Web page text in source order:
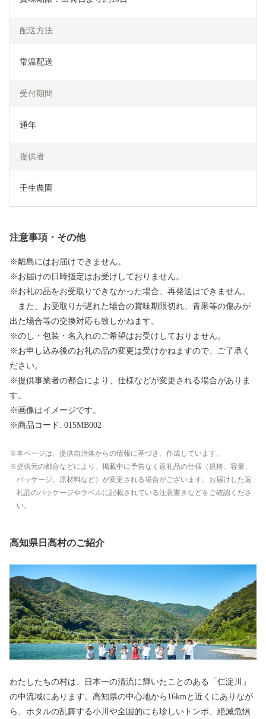
配送方法
常温配送
受付期間
通年
提供者
壬生農園
注意事項・その他
※離島にはお届けできません。
※お届けの日時指定はお受けしておりません。
※お礼の品をお受取りできなかった場合、再発送はできません。
また、お受取りが遅れた場合の賞味期限切れ、青果等の傷みが
出た場合等の交換対応も致しかねます。
※のし・包装・名入れのご希望はお受けしておりません。
※お申し込み後のお礼の品の変更は受けかねますので、ご了承く
ださい。
※提供事業者の都合により、仕様などが変更される場合がありま
す。
※画像はイメージです。
※商品コード: 015MB002
本ページは、提供自治体からの情報に基づき、作成しています。
提供元の都合などにより、掲載中に予告なく返礼品の仕様（規格、容量、
パッケージ、原材料など）が変更される場合がございます。お届けした返
礼品のパッケージやラベルに記載されている注意書きなどをご確認くださ
い。
高知県日高村のご紹介
わたしたちの村は、日本一の清流に輝いたことのある「仁淀川」
の中流域にあります。高知県の中心地から16kmと近くにありなが
ら、ホタルの乱舞する小川や全国的にも珍しいトンボ、絶滅危惧